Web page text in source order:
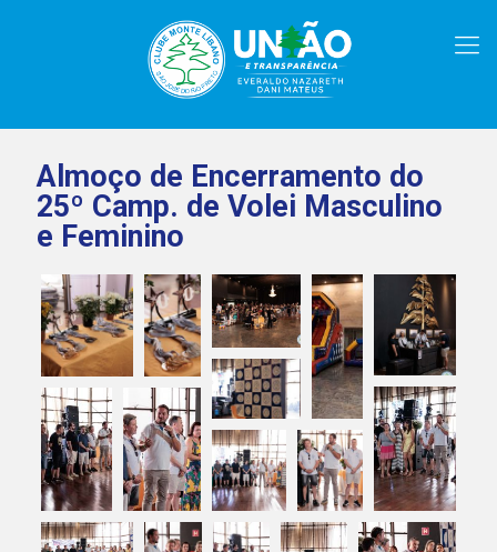
Almoço de Encerramento do
25º Camp. de Volei Masculino
e Feminino